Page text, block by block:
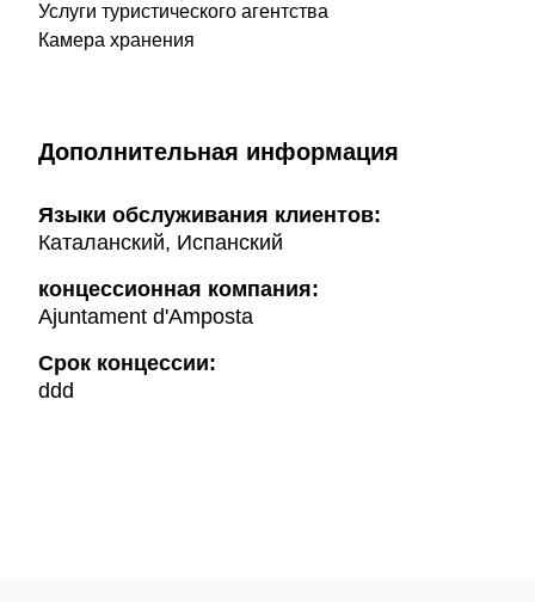
Услуги туристического агентства
Камера хранения
Дополнительная информация
Языки обслуживания клиентов:
Каталанский, Испанский
концессионная компания:
Ajuntament d'Amposta
Срок концессии:
ddd